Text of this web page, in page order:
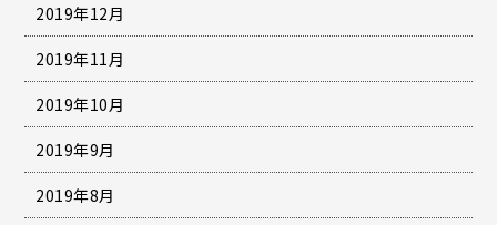
2019年12月
2019年11月
2019年10月
2019年9月
2019年8月